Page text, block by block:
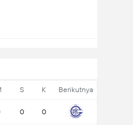
S K Berikutnya
0 0